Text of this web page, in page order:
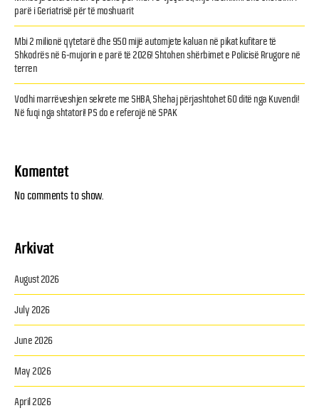
parë i Geriatrisë për të moshuarit
Mbi 2 milionë qytetarë dhe 950 mijë automjete kaluan në pikat kufitare të
Shkodrës në 6-mujorin e parë të 2026! Shtohen shërbimet e Policisë Rrugore në
terren
Vodhi marrëveshjen sekrete me SHBA, Shehaj përjashtohet 60 ditë nga Kuvendi!
Në fuqi nga shtatori! PS do e referojë në SPAK
Komentet
No comments to show.
Arkivat
August 2026
July 2026
June 2026
May 2026
April 2026